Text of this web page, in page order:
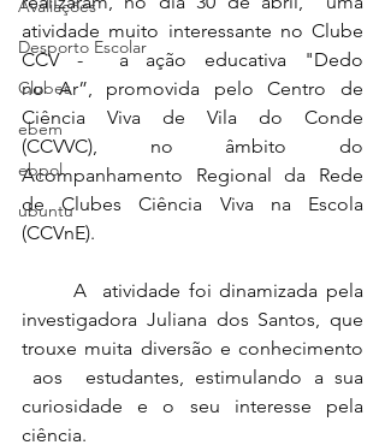
Avaliações
Desporto Escolar
Clubes
ebem
ebpol
ubuntu
atividade muito interessante no Clube
CCV -  a ação educativa "Dedo
no Ar”, promovida pelo Centro de
Ciência Viva de Vila do Conde
(CCVVC), no âmbito do
Acompanhamento Regional da Rede
de Clubes Ciência Viva na Escola
(CCVnE).
investigadora Juliana dos Santos, que
trouxe muita diversão e conhecimento
aos  estudantes, estimulando a sua
curiosidade e o seu interesse pela
ciência.